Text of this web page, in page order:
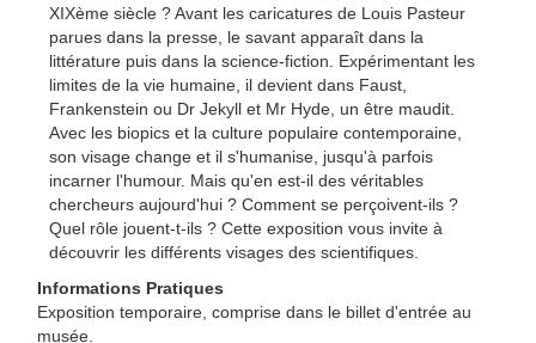
XIXème siècle ? Avant les caricatures de Louis Pasteur
parues dans la presse, le savant apparaît dans la
littérature puis dans la science-fiction. Expérimentant les
limites de la vie humaine, il devient dans Faust,
Frankenstein ou Dr Jekyll et Mr Hyde, un être maudit.
Avec les biopics et la culture populaire contemporaine,
son visage change et il s'humanise, jusqu'à parfois
incarner l'humour. Mais qu'en est-il des véritables
chercheurs aujourd'hui ? Comment se perçoivent-ils ?
Quel rôle jouent-t-ils ? Cette exposition vous invite à
découvrir les différents visages des scientifiques.
Informations Pratiques
Exposition temporaire, comprise dans le billet d'entrée au
musée.